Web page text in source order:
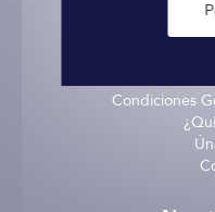
Condiciones